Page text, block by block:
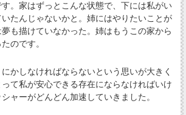
。家はずっとこんな状態で、下には私がい
たんじゃないかと。姉にはやりたいことが
も描けていなかった。姉はもうこの家から
のです。
かしなければならないという思いが大きく
て私が安心できる存在にならなければいけ
ャーがどんどん加速していきました。